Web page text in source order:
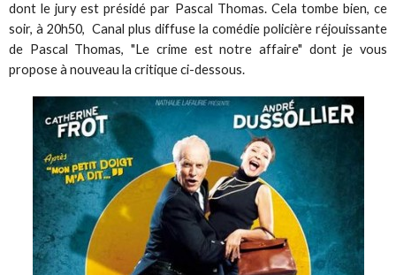
dont le jury est présidé par Pascal Thomas. Cela tombe bien, ce
soir, à 20h50, Canal plus diffuse la comédie policière réjouissante
de Pascal Thomas, "Le crime est notre affaire" dont je vous
propose à nouveau la critique ci-dessous.